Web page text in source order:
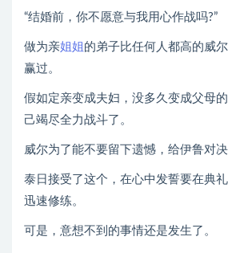
“结婚前，你不愿意与我用心作战吗?”
做为亲姐姐 的弟子比任何人都高的威
赢过。
假如定亲变成夫妇，没多久变成父母
己竭尽全力战斗了。
威尔为了能不要留下遗憾，给伊鲁对决
泰日接受了这个，在心中发誓要在典
迅速修练。
可是，意想不到的事情还是发生了。